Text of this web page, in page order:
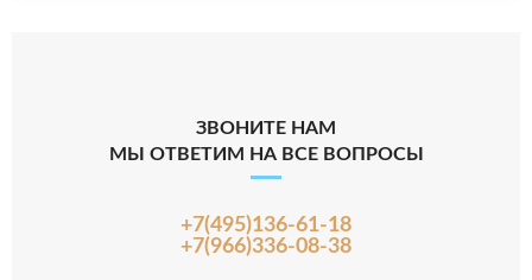
ЗВОНИТЕ НАМ
МЫ ОТВЕТИМ НА ВСЕ ВОПРОСЫ
+7(495)136-61-18
+7(966)336-08-38